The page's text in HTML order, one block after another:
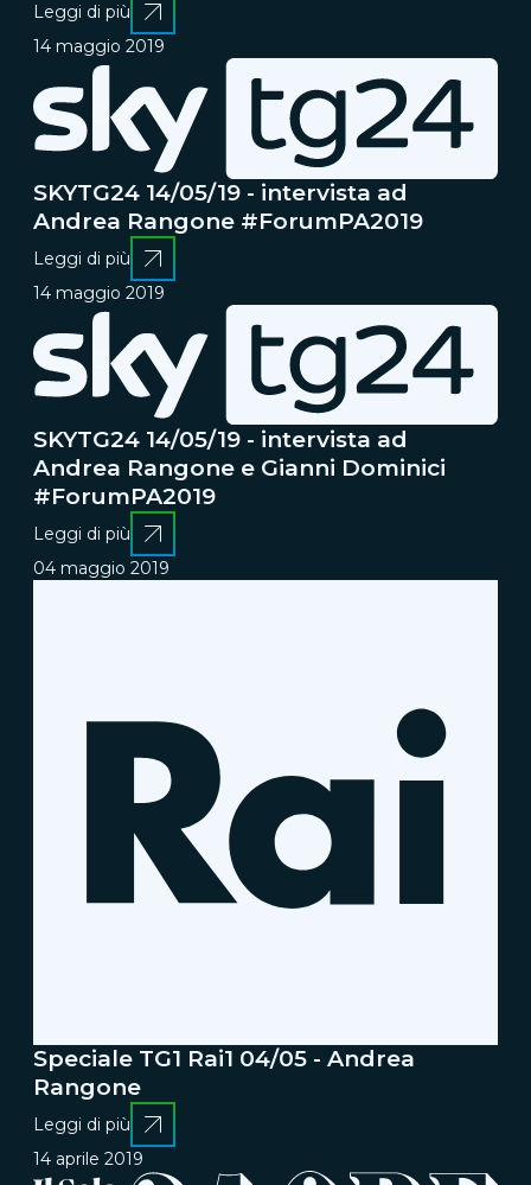
Leggi di più
14 maggio 2019
SKYTG24 14/05/19 - intervista ad
Andrea Rangone #ForumPA2019
Leggi di più
14 maggio 2019
SKYTG24 14/05/19 - intervista ad
Andrea Rangone e Gianni Dominici
#ForumPA2019
Leggi di più
04 maggio 2019
Speciale TG1 Rai1 04/05 - Andrea
Rangone
Leggi di più
14 aprile 2019